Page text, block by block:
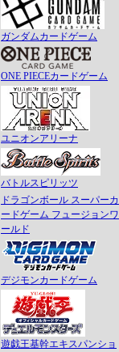
ガンダムカードゲーム
ONE PIECEカードゲーム
ユニオンアリーナ
バトルスピリッツ
ドラゴンボール スーパーカ
ードゲーム フュージョンワ
ールド
デジモンカードゲーム
遊戯王基幹エキスパンショ